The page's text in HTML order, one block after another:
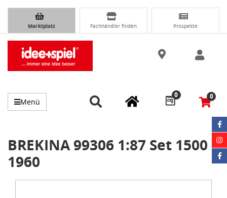
Marktplatz Fachhändler finden Prospekte
Menü
0 0
BREKINA 99306 1:87 Set 1500
1960